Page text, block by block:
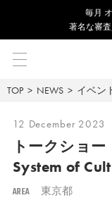
毎⽉
著名な審
TOP NEWS イベン
12 December 2023
トークショ
System of
AREA 東京都